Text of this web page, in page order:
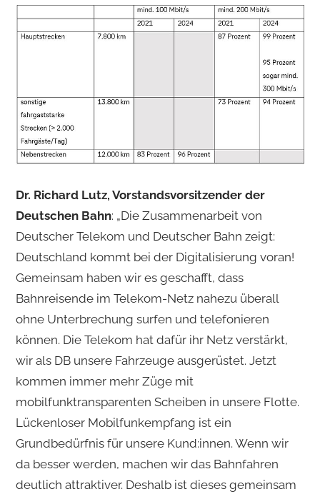
Dr. Richard Lutz, Vorstandsvorsitzender der
Deutschen Bahn: „Die Zusammenarbeit von
Deutscher Telekom und Deutscher Bahn zeigt:
Deutschland kommt bei der Digitalisierung voran!
Gemeinsam haben wir es geschafft, dass
Bahnreisende im Telekom-Netz nahezu überall
ohne Unterbrechung surfen und telefonieren
können. Die Telekom hat dafür ihr Netz verstärkt,
wir als DB unsere Fahrzeuge ausgerüstet. Jetzt
kommen immer mehr Züge mit
mobilfunktransparenten Scheiben in unsere Flotte.
Lückenloser Mobilfunkempfang ist ein
Grundbedürfnis für unsere Kund:innen. Wenn wir
da besser werden, machen wir das Bahnfahren
deutlich attraktiver. Deshalb ist dieses gemeinsam